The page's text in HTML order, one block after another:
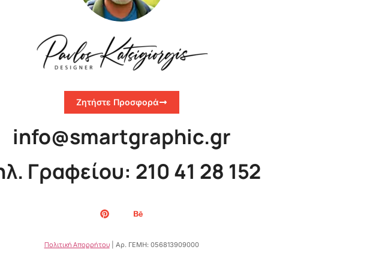
Ζητήστε Προσφορά
info@smartgraphic.gr
Γραφείου: 210 41 28 152
Πολιτική Απορρήτου| Αρ. ΓΕΜΗ: 056813909000